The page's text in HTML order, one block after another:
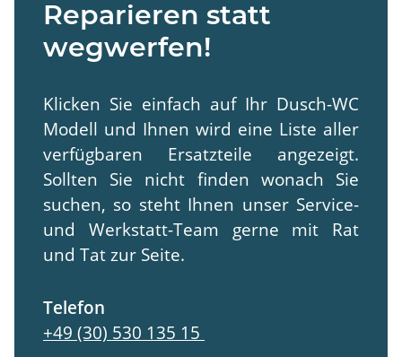
Reparieren statt
wegwerfen!
Klicken Sie einfach auf Ihr Dusch-WC
Modell und Ihnen wird eine Liste aller
verfügbaren Ersatzteile angezeigt.
Sollten Sie nicht finden wonach Sie
suchen, so steht Ihnen unser Service-
und Werkstatt-Team gerne mit Rat
und Tat zur Seite.
Telefon
+49 (30) 530 135 15